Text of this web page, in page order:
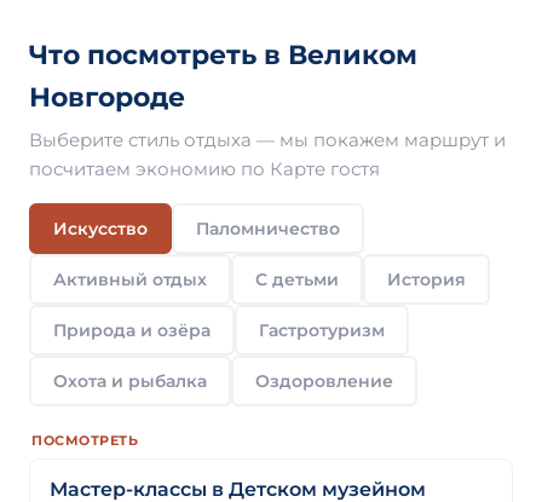
Что посмотреть в Великом
Новгороде
Выберите стиль отдыха — мы покажем маршрут и
посчитаем экономию по Карте гостя
Искусство Паломничество
Активный отдых С детьми История
Природа и озёра Гастротуризм
Охота и рыбалка Оздоровление
ПОСМОТРЕТЬ
Мастер-классы в Детском музейном